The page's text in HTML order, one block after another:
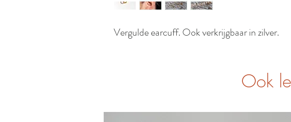
Vergulde earcuff. Ook verkrijgbaar in zilver.
Ook